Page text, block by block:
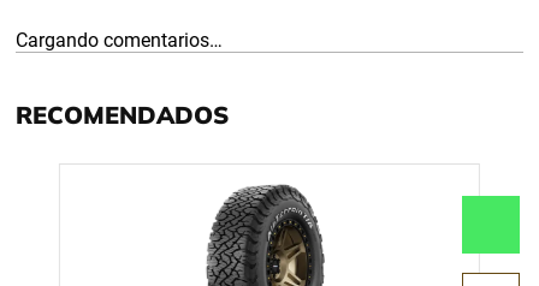
Cargando comentarios…
RECOMENDADOS